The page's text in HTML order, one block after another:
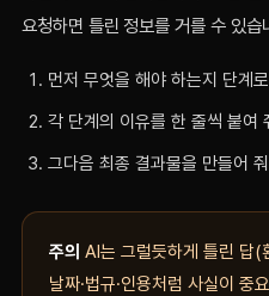
요청하면 틀린 정보를 거를 수 있습
먼저 무엇을 해야 하는지 단계
각 단계의 이유를 한 줄씩 붙여
그다음 최종 결과물을 만들어 줘
주의 AI는 그럴듯하게 틀린 답(
날짜·법규·인용처럼 사실이 중